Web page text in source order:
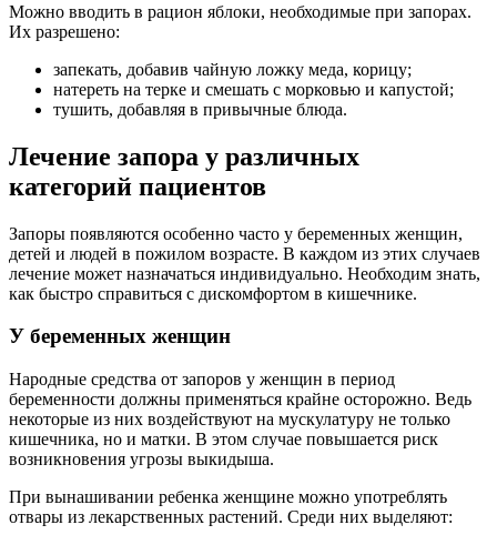
Можно вводить в рацион яблоки, необходимые при запорах.
Их разрешено:
запекать, добавив чайную ложку меда, корицу;
натереть на терке и смешать с морковью и капустой;
тушить, добавляя в привычные блюда.
Лечение запора у различных
категорий пациентов
Запоры появляются особенно часто у беременных женщин,
детей и людей в пожилом возрасте. В каждом из этих случаев
лечение может назначаться индивидуально. Необходим знать,
как быстро справиться с дискомфортом в кишечнике.
У беременных женщин
Народные средства от запоров у женщин в период
беременности должны применяться крайне осторожно. Ведь
некоторые из них воздействуют на мускулатуру не только
кишечника, но и матки. В этом случае повышается риск
возникновения угрозы выкидыша.
При вынашивании ребенка женщине можно употреблять
отвары из лекарственных растений. Среди них выделяют: